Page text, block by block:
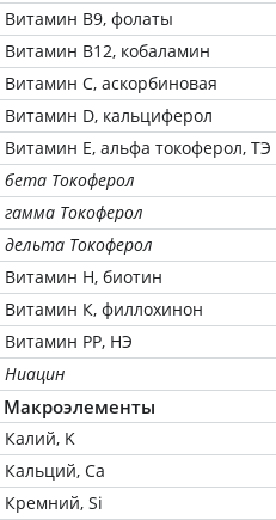
Витамин В9, фолаты
Витамин В12, кобаламин
Витамин C, аскорбиновая
Витамин D, кальциферол
Витамин Е, альфа токоферол, ТЭ
бета Токоферол
гамма Токоферол
дельта Токоферол
Витамин Н, биотин
Витамин К, филлохинон
Витамин РР, НЭ
Ниацин
Макроэлементы
Калий, K
Кальций, Ca
Кремний, Si